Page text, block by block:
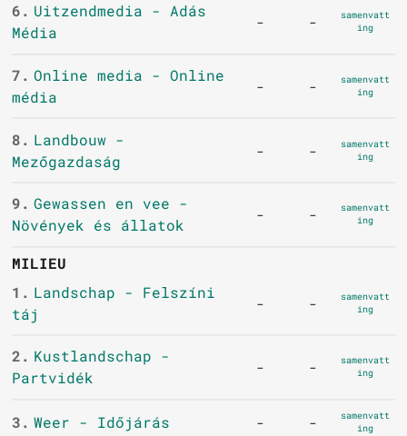
6. Uitzendmedia - Adás
Média
- -
samenvatt
ing
7. Online media - Online
média
- -
samenvatt
ing
8. Landbouw -
Mezőgazdaság
- -
samenvatt
ing
9. Gewassen en vee -
Növények és állatok
- -
samenvatt
ing
MILIEU
1. Landschap - Felszíni
táj
- -
samenvatt
ing
2. Kustlandschap -
Partvidék
- -
samenvatt
ing
3. Weer - Időjárás - -
samenvatt
ing